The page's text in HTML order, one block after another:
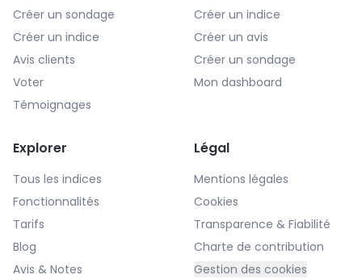
Créer un sondage
Créer un indice
Avis clients
Voter
Témoignages
Créer un indice
Créer un avis
Créer un sondage
Mon dashboard
Explorer
Tous les indices
Fonctionnalités
Tarifs
Blog
Avis & Notes
Légal
Mentions légales
Cookies
Transparence & Fiabilité
Charte de contribution
Gestion des cookies